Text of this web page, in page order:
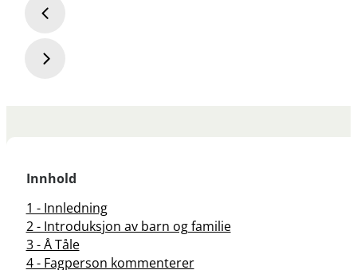
Innhold
1 - Innledning
2 - Introduksjon av barn og familie
3 - Å Tåle
4 - Fagperson kommenterer